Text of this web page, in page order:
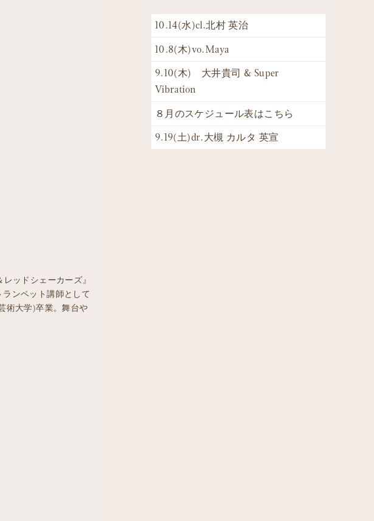
ッドシェーカーズ』
ンペット講師として
術大学)卒業。舞台や
10.14(水)cl.北村 英治
10.8(木)vo.Maya
9.10(木) 大井貴司 & Super
Vibration
８月のスケジュール表はこちら
9.19(土)dr.大槻 カルタ 英宣